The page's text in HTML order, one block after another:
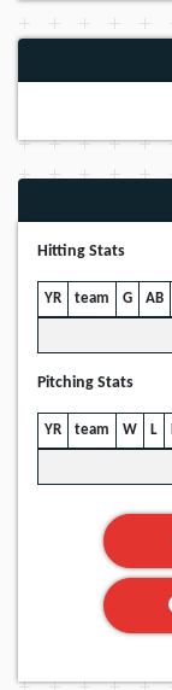
Hitting Stats
YR team G AB
Pitching Stats
YR team W L